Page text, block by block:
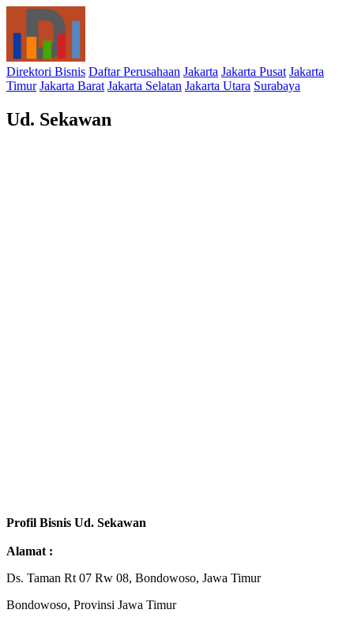
Direktori Bisnis Daftar Perusahaan Jakarta Jakarta Pusat Jakarta
Timur Jakarta Barat Jakarta Selatan Jakarta Utara Surabaya
Ud. Sekawan
Profil Bisnis Ud. Sekawan
Alamat :
Ds. Taman Rt 07 Rw 08, Bondowoso, Jawa Timur
Bondowoso, Provinsi Jawa Timur